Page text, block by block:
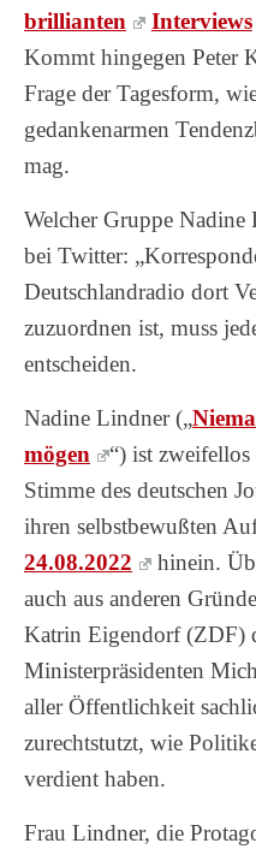
brillianten
Interviews
Kommt hingegen Peter
Frage der Tagesform,
gedankenarmen
mag.
Welcher Gruppe Nadine
bei Twitter:
Deutschlandradio dort
zuzuordnen ist, muss
entscheiden.
Nadine Lindner („
mögen
“) ist zweifellos
Stimme des deutschen
ihren selbstbewußten
24.08.2022
hinein.
auch aus anderen
Katrin Eigendorf (ZDF)
Ministerpräsidenten
aller Öffentlichkeit
zurechtstutzt, wie
verdient haben.
Frau Lindner, die